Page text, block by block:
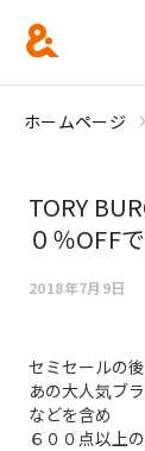
ホームページ
TORY
０％OFF
2018年7月9日
セミセールの
あの大人気ブ
などを含め
６００点以上